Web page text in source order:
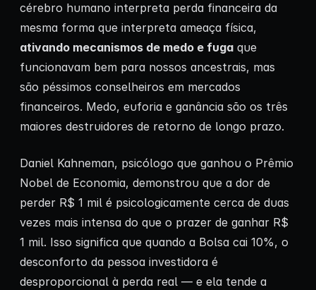
cérebro humano interpreta perda financeira da
mesma forma que interpreta ameaça física,
ativando mecanismos de medo e fuga que
funcionavam bem para nossos ancestrais, mas
são péssimos conselheiros em mercados
financeiros. Medo, euforia e ganância são os três
maiores destruidores de retorno de longo prazo.
Daniel Kahneman, psicólogo que ganhou o Prêmio
Nobel de Economia, demonstrou que a dor de
perder R$ 1 mil é psicologicamente cerca de duas
vezes mais intensa do que o prazer de ganhar R$
1 mil. Isso significa que quando a Bolsa cai 10%, o
desconforto da pessoa investidora é
desproporcional à perda real — e ela tende a